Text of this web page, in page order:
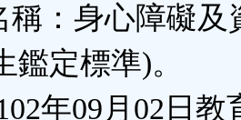
稱：身心障礙及
鑑定標準)。
年09月02日教